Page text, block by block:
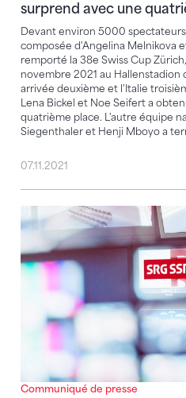
surprend avec une
Devant environ 5000
composée d'Angelina Melnikova
remporté la 38e Swiss Cup
novembre 2021 au Hallenstadion
arrivée deuxième et l'Italie
Lena Bickel et Noe Seifert a
quatrième place. L'autre équipe
Siegenthaler et Henji Mboyo a
07.11.2021
Communiqué de presse
La FSG et la SSR